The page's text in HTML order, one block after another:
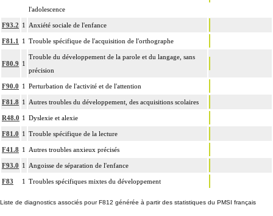
l'adolescence
F93.2 1 Anxiété sociale de l'enfance
F81.1 1 Trouble spécifique de l'acquisition de l'orthographe
F80.9 1
Trouble du développement de la parole et du langage, sans
précision
F90.0 1 Perturbation de l'activité et de l'attention
F81.8 1 Autres troubles du développement, des acquisitions scolaires
R48.0 1 Dyslexie et alexie
F81.0 1 Trouble spécifique de la lecture
F41.8 1 Autres troubles anxieux précisés
F93.0 1 Angoisse de séparation de l'enfance
F83 1 Troubles spécifiques mixtes du développement
Liste de diagnostics associés pour F812 générée à partir des statistiques du PMSI français